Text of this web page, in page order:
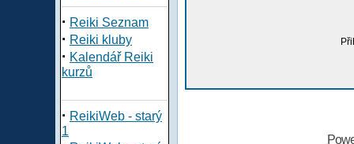
· Reiki Seznam
· Reiki kluby
· Kalendář Reiki
kurzů
· ReikiWeb - starý
1